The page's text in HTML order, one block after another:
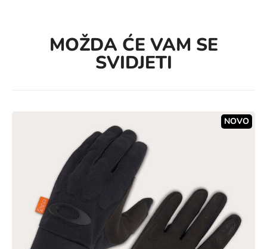
MOŽDA ĆE VAM SE
SVIDJETI
NOVO